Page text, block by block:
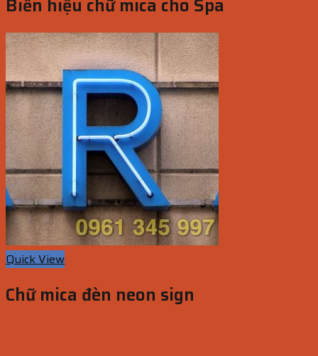
Biển hiệu chữ mica cho Spa
Quick View
Chữ mica đèn neon sign